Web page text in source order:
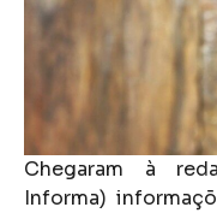
Chegaram à
Informa)